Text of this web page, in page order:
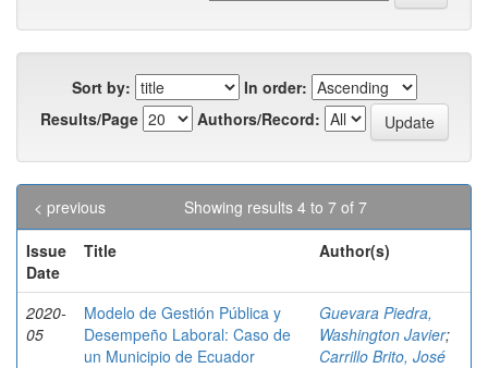
Sort by:
In order:
Results/Page
Authors/Record:
Showing results 4 to 7 of 7
< previous
Issue
Date
Title Author(s)
2020-
05
Modelo de Gestión Pública y
Desempeño Laboral: Caso de
un Municipio de Ecuador
Guevara Piedra,
Washington Javier;
Carrillo Brito, José